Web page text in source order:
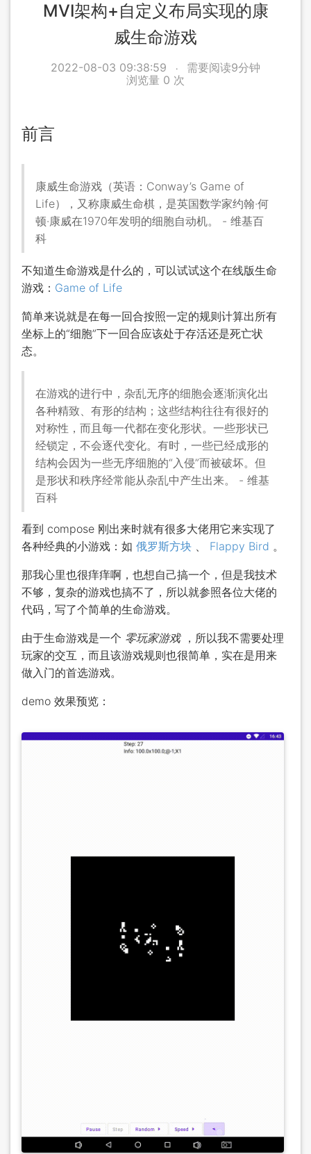
MVI架构+自定义布局实现的康
威生命游戏
2022-08-03 09:38:59
需要阅读9分钟
浏览量 0 次
前言
康威生命游戏（英语：Conway’s Game of
Life），又称康威生命棋，是英国数学家约翰·何
顿·康威在1970年发明的细胞自动机。 - 维基百
科
不知道生命游戏是什么的，可以试试这个在线版生命
游戏： Game of Life
简单来说就是在每一回合按照一定的规则计算出所有
坐标上的“细胞”下一回合应该处于存活还是死亡状
态。
在游戏的进行中，杂乱无序的细胞会逐渐演化出
各种精致、有形的结构；这些结构往往有很好的
对称性，而且每一代都在变化形状。一些形状已
经锁定，不会逐代变化。有时，一些已经成形的
结构会因为一些无序细胞的“入侵”而被破坏。但
是形状和秩序经常能从杂乱中产生出来。 - 维基
百科
看到 compose 刚出来时就有很多大佬用它来实现了
各种经典的小游戏：如 俄罗斯方块 、 Flappy Bird 。
那我心里也很痒痒啊，也想自己搞一个，但是我技术
不够，复杂的游戏也搞不了，所以就参照各位大佬的
代码，写了个简单的生命游戏。
由于生命游戏是一个 零玩家游戏，所以我不需要处理
玩家的交互，而且该游戏规则也很简单，实在是用来
做入门的首选游戏。
demo 效果预览：